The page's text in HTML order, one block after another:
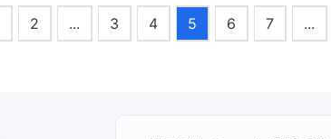
2 ... 3 4 5 6 7 ...